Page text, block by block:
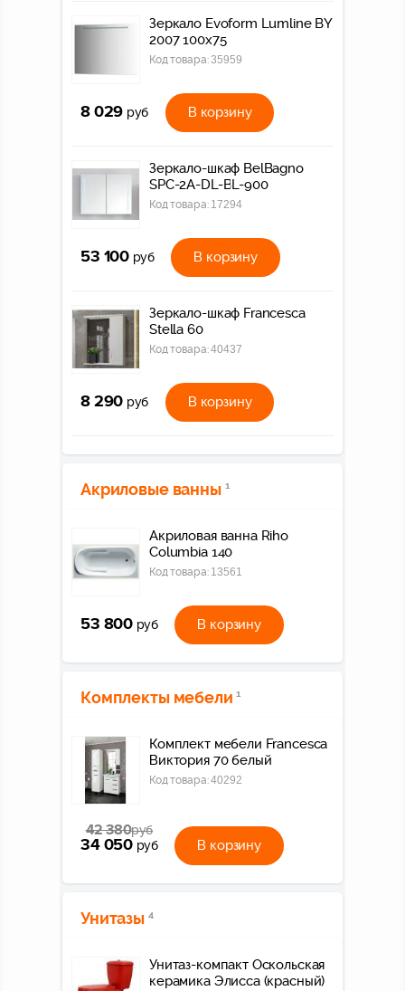
Зеркало Evoform Lumline BY
2007 100x75
Код товара:35959
8 029 руб В корзину
Зеркало-шкаф BelBagno
SPC-2A-DL-BL-900
Код товара: 17294
53 100 руб В корзину
Зеркало-шкаф Francesca
Stella 60
Код товара:40437
8 290 руб В корзину
Акриловые ванны 1
Акриловая ванна Riho
Columbia 140
Код товара: 13561
53 800 руб В корзину
Комплекты мебели 1
Комплект мебели Francesca
Виктория 70 белый
Код товара:40292
42 380руб
34 050 руб В корзину
Унитазы 4
Унитаз-компакт Оскольская
керамика Элисса (красный)